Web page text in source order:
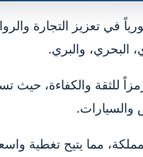
في تعزيز التجارة
والبري.
النسر رمزاً للثقة
والسيارات.